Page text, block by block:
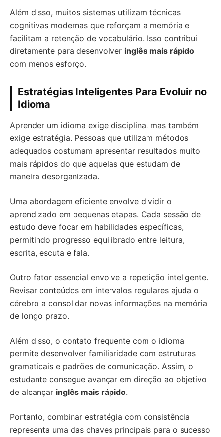
Além disso, muitos sistemas utilizam técnicas
cognitivas modernas que reforçam a memória e
facilitam a retenção de vocabulário. Isso contribui
diretamente para desenvolver inglês mais rápido
com menos esforço.
Estratégias Inteligentes Para Evoluir no
Idioma
Aprender um idioma exige disciplina, mas também
exige estratégia. Pessoas que utilizam métodos
adequados costumam apresentar resultados muito
mais rápidos do que aquelas que estudam de
maneira desorganizada.
Uma abordagem eficiente envolve dividir o
aprendizado em pequenas etapas. Cada sessão de
estudo deve focar em habilidades específicas,
permitindo progresso equilibrado entre leitura,
escrita, escuta e fala.
Outro fator essencial envolve a repetição inteligente.
Revisar conteúdos em intervalos regulares ajuda o
cérebro a consolidar novas informações na memória
de longo prazo.
Além disso, o contato frequente com o idioma
permite desenvolver familiaridade com estruturas
gramaticais e padrões de comunicação. Assim, o
estudante consegue avançar em direção ao objetivo
de alcançar inglês mais rápido.
Portanto, combinar estratégia com consistência
representa uma das chaves principais para o sucesso